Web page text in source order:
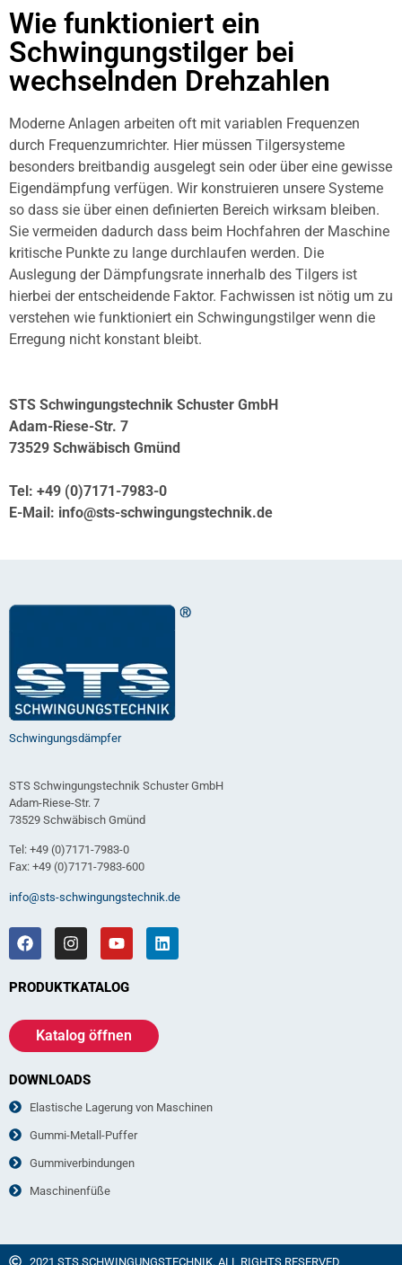
Wie funktioniert ein
Schwingungstilger bei
wechselnden Drehzahlen
Moderne Anlagen arbeiten oft mit variablen Frequenzen
durch Frequenzumrichter. Hier müssen Tilgersysteme
besonders breitbandig ausgelegt sein oder über eine gewisse
Eigendämpfung verfügen. Wir konstruieren unsere Systeme
so dass sie über einen definierten Bereich wirksam bleiben.
Sie vermeiden dadurch dass beim Hochfahren der Maschine
kritische Punkte zu lange durchlaufen werden. Die
Auslegung der Dämpfungsrate innerhalb des Tilgers ist
hierbei der entscheidende Faktor. Fachwissen ist nötig um zu
verstehen wie funktioniert ein Schwingungstilger wenn die
Erregung nicht konstant bleibt.
STS Schwingungstechnik Schuster GmbH
Adam-Riese-Str. 7
73529 Schwäbisch Gmünd
Tel: +49 (0)7171-7983-0
E-Mail: info@sts-schwingungstechnik.de
Schwingungsdämpfer
STS Schwingungstechnik Schuster GmbH
Adam-Riese-Str. 7
73529 Schwäbisch Gmünd
Tel: +49 (0)7171-7983-0
Fax: +49 (0)7171-7983-600
info@sts-schwingungstechnik.de
PRODUKTKATALOG
Katalog öffnen
DOWNLOADS
Elastische Lagerung von Maschinen
Gummi-Metall-Puffer
Gummiverbindungen
Maschinenfüße
2021 STS SCHWINGUNGSTECHNIK. ALL RIGHTS RESERVED